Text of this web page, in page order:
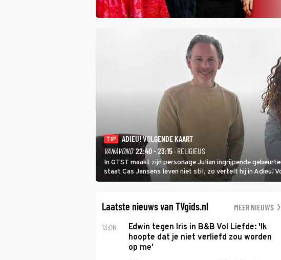
TIP
ADIEU! VOLGENDE KAART
VANAVOND 22:40 - 23:15· RELIGIEUS
In GTST maakt zijn personage Julian ingrijpende
staat Cas Jansens leven niet stil, zo vertelt hij in Adieu!
Laatste nieuws van TVgids.nl MEER NIEUWS
13:06
Edwin tegen Iris in B&B Vol Liefde: 'Ik
hoopte dat je niet verliefd zou worden
op me'